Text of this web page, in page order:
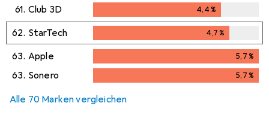
61. Club 3D 4,4%
62. StarTech 4,7%
63. Apple 5,7%
5,7%
63. Sonero 5,7%
Alle 70 Marken vergleichen